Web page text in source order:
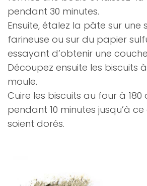
pendant 30 minutes.
Ensuite, étalez la pâte sur une
farineuse ou sur du papier
essayant d’obtenir une
Découpez ensuite les biscuits à
moule.
Cuire les biscuits au four à 180
pendant 10 minutes jusqu’à
soient dorés.